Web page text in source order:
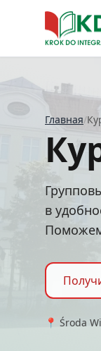
Главная/
в
📍 Środa